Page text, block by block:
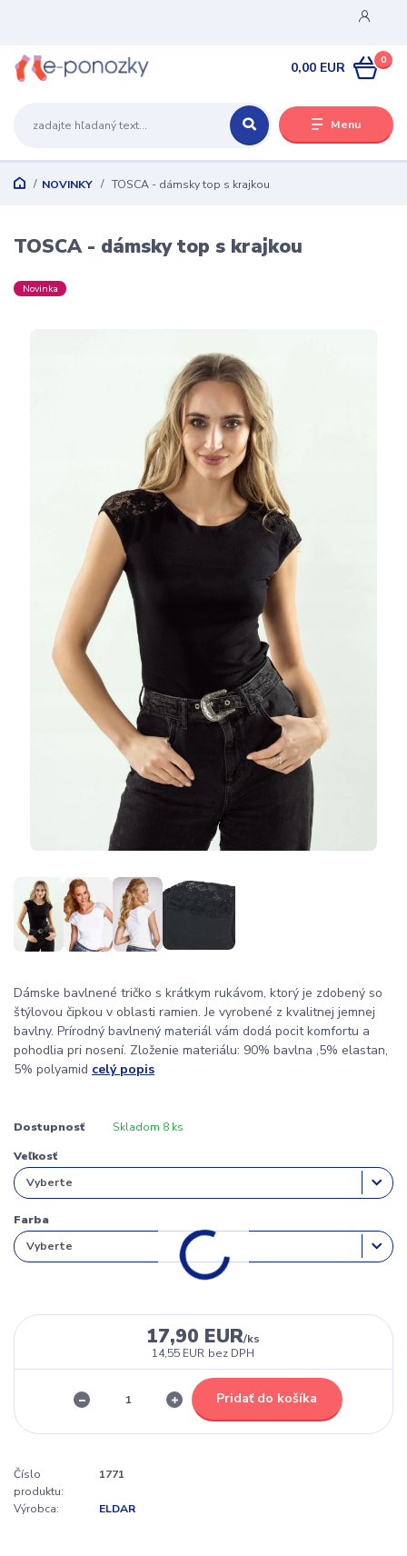
Menu
0
0,00 EUR
NOVINKY TOSCA - dámsky top s krajkou
TOSCA - dámsky top s krajkou
Novinka
Dámske bavlnené tričko s krátkym rukávom, ktorý je zdobený so
štýlovou čipkou v oblasti ramien. Je vyrobené z kvalitnej jemnej
bavlny. Prírodný bavlnený materiál vám dodá pocit komfortu a
pohodlia pri nosení. Zloženie materiálu: 90% bavlna ,5% elastan,
5% polyamid celý popis
Dostupnosť Skladom 8 ks
Veľkosť
Farba
17,90 EUR/ks
14,55 EUR bez DPH
Pridať do košíka
Číslo
produktu:
1771
Výrobca: ELDAR